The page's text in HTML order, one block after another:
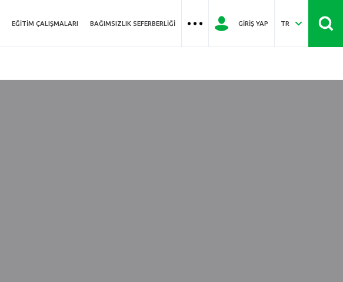
EĞITIM ÇALIŞMALARI BAĞIMSIZLIK SEFERBERLIĞI GIRIŞ YAP TR